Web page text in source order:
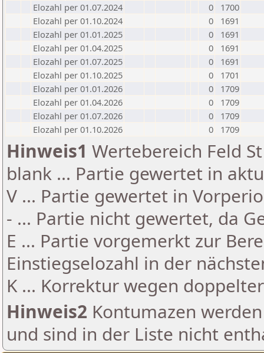
Elozahl per 01.07.2024
0
1700
Elozahl per 01.10.2024
0
1691
Elozahl per 01.01.2025
0
1691
Elozahl per 01.04.2025
0
1691
Elozahl per 01.07.2025
0
1691
Elozahl per 01.10.2025
0
1701
Elozahl per 01.01.2026
0
1709
Elozahl per 01.04.2026
0
1709
Elozahl per 01.07.2026
0
1709
Elozahl per 01.10.2026
0 1709
Hinweis1 Wertebereich Feld
blank ... Partie gewertet in
V ... Partie gewertet in
- ... Partie nicht gewertet, da
E ... Partie vorgemerkt zur
Einstiegselozahl in der
K ... Korrektur wegen
Hinweis2 Kontumazen
und sind in der Liste nicht